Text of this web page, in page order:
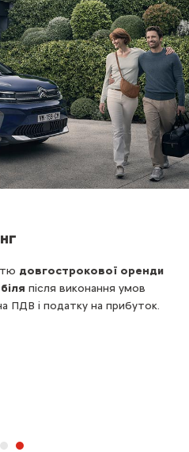
довгострокової оренди
після виконання умов
ПДВ і податку на прибуток.